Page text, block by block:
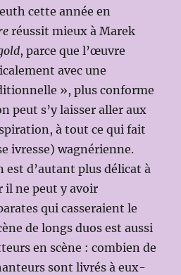
cette année en
réussit mieux à Marek
, parce que l’œuvre
avec une
», plus conforme
peut s’y laisser aller aux
à tout ce qui fait
ivresse) wagnérienne.
est d’autant plus délicat à
il ne peut y avoir
qui casseraient le
de longs duos est aussi
en scène : combien de
sont livrés à eux-